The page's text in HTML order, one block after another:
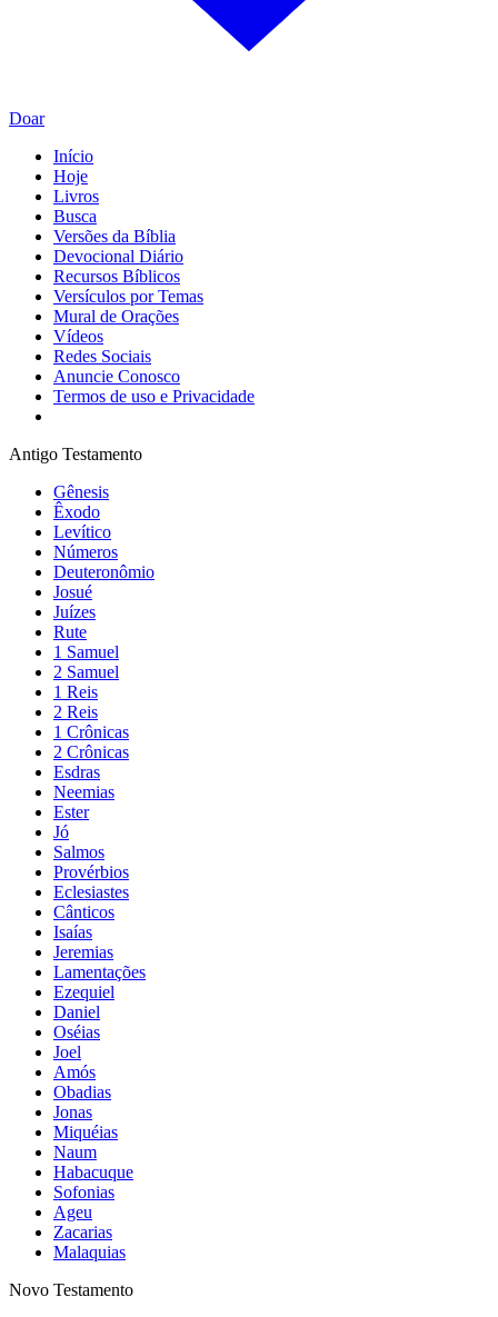
Doar
Início
Hoje
Livros
Busca
Versões da Bíblia
Devocional Diário
Recursos Bíblicos
Versículos por Temas
Mural de Orações
Vídeos
Redes Sociais
Anuncie Conosco
Termos de uso e Privacidade
Antigo Testamento
Gênesis
Êxodo
Levítico
Números
Deuteronômio
Josué
Juízes
Rute
1 Samuel
2 Samuel
1 Reis
2 Reis
1 Crônicas
2 Crônicas
Esdras
Neemias
Ester
Jó
Salmos
Provérbios
Eclesiastes
Cânticos
Isaías
Jeremias
Lamentações
Ezequiel
Daniel
Oséias
Joel
Amós
Obadias
Jonas
Miquéias
Naum
Habacuque
Sofonias
Ageu
Zacarias
Malaquias
Novo Testamento